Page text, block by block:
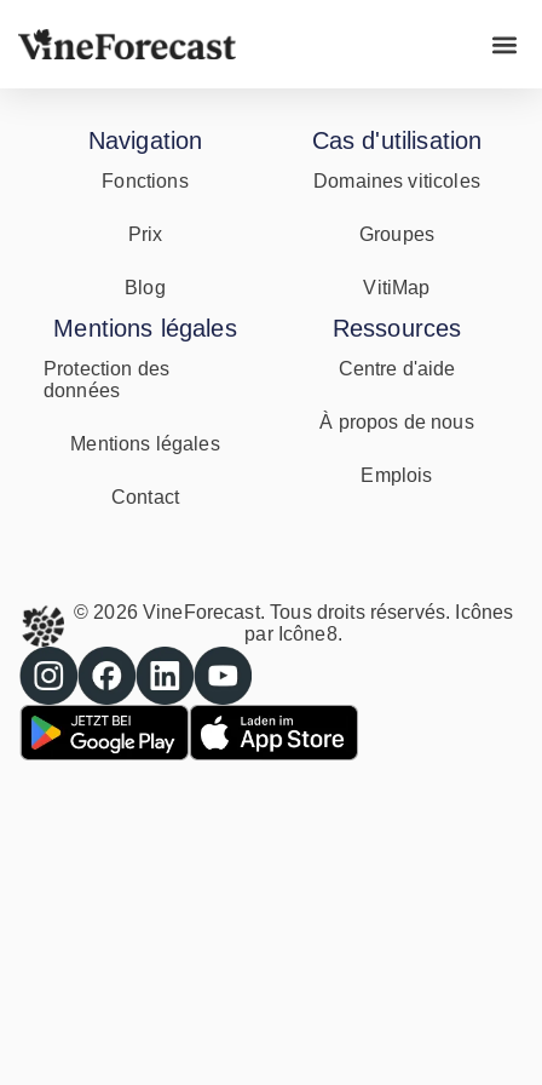
Navigation
Fonctions
Prix
Blog
Cas d'utilisation
Domaines viticoles
Groupes
VitiMap
Mentions légales
Protection des
données
Mentions légales
Contact
Ressources
Centre d'aide
À propos de nous
Emplois
© 2026 VineForecast. Tous droits réservés. Icônes
par Icône8.